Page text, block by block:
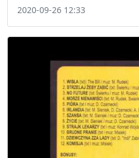
2020-09-26 12:33